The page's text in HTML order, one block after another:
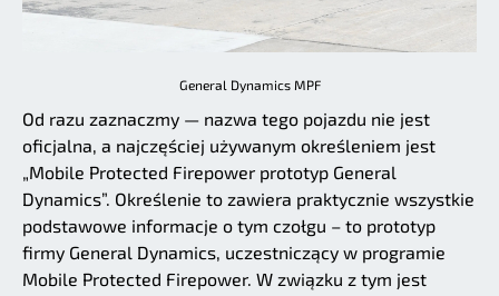
General Dynamics MPF
Od razu zaznaczmy — nazwa tego pojazdu nie jest
oficjalna, a najczęściej używanym określeniem jest
„Mobile Protected Firepower prototyp General
Dynamics”. Określenie to zawiera praktycznie wszystkie
podstawowe informacje o tym czołgu – to prototyp
firmy General Dynamics, uczestniczący w programie
Mobile Protected Firepower. W związku z tym jest